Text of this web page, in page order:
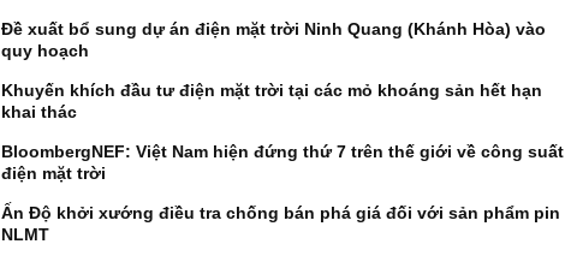
Đề xuất bổ sung dự án điện mặt trời Ninh Quang (Khánh Hòa) vào
quy hoạch
Khuyến khích đầu tư điện mặt trời tại các mỏ khoáng sản hết hạn
khai thác
BloombergNEF: Việt Nam hiện đứng thứ 7 trên thế giới về công suất
điện mặt trời
Ấn Độ khởi xướng điều tra chống bán phá giá đối với sản phẩm pin
NLMT